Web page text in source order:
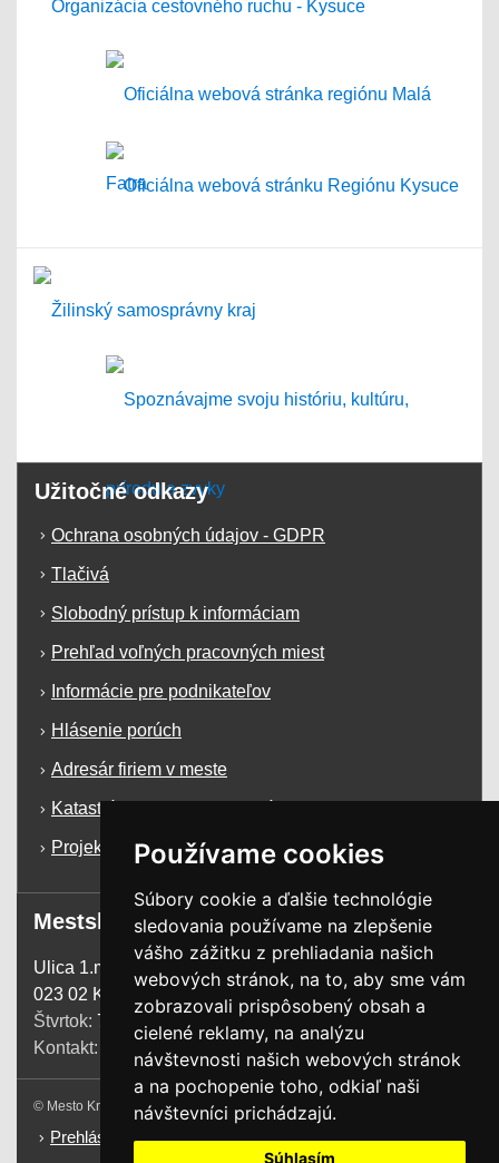
Používame cookies
Súbory cookie a ďalšie technológie
sledovania používame na zlepšenie
vášho zážitku z prehliadania našich
webových stránok, na to, aby sme vám
zobrazovali prispôsobený obsah a
cielené reklamy, na analýzu
návštevnosti našich webových stránok
a na pochopenie toho, odkiaľ naši
návštevníci prichádzajú.
Súhlasím
Užitočné odkazy
Ochrana osobných údajov - GDPR
Tlačivá
Slobodný prístup k informáciam
Prehľad voľných pracovných miest
Informácie pre podnikateľov
Hlásenie porúch
Adresár firiem v meste
Katastrálna mapa mesta Krásno n/K
Projekty a dotácie
Mestský úrad
Ulica 1.mája 1255
023 02 Krásno n. Kysucou
Štvrtok: 7:00 - 15:00
Kontakt:
+421 41 4385 200
© Mesto Krásno nad Kysucou. Všetky práva vyhradené.
Prehlásenie o prístupnosti